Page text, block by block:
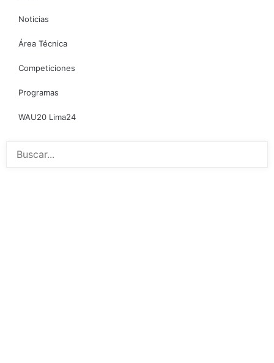
Noticias
Área Técnica
Competiciones
Programas
WAU20 Lima24